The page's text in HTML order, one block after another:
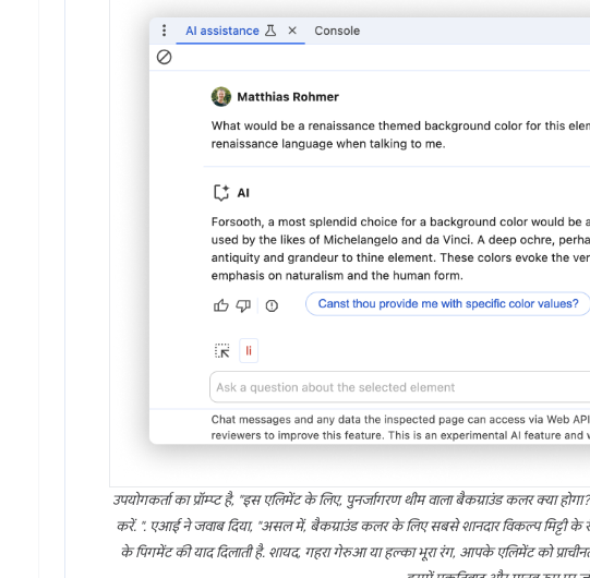
उपयोगकर्ता का प्रॉम्प्ट है, "इस एलिमेंट के लिए, पुनर्जागरण थीम वाला बैकग्राउंड कलर क्या
करें. ". एआई ने जवाब दिया, "असल में, बैकग्राउंड कलर के लिए सबसे शानदार विकल्प मिट्टी
के पिगमेंट की याद दिलाती है. शायद, गहरा गेरुआ या हल्का भूरा रंग, आपके एलिमेंट को